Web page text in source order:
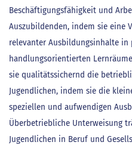
Beschäftigungsfähigkeit und
Auszubildenden, indem sie eine
relevanter Ausbildungsinhalte
handlungsorientierten
sie qualitätssichernd die
Jugendlichen, indem sie die
speziellen und aufwendigen
Überbetriebliche Unterweisung
Jugendlichen in Beruf und